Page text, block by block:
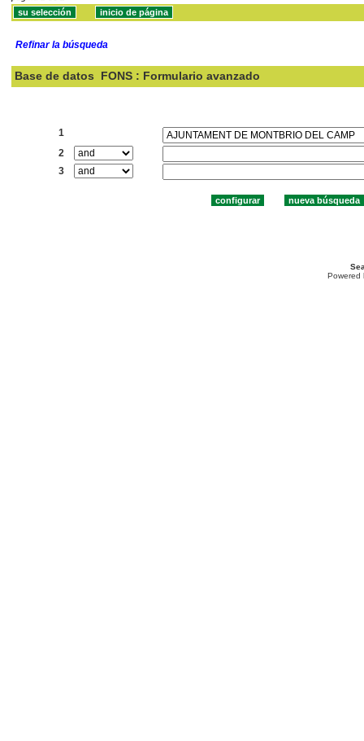
Refinar la búsqueda
Base de datos FONS : Formulario avanzado
1
2
3
Powered